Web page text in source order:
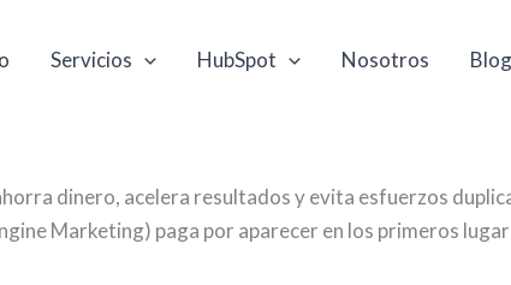
Servicios HubSpot Nosotros Blog
dinero, acelera resultados y evita esfuerzos
Marketing) paga por aparecer en los primeros